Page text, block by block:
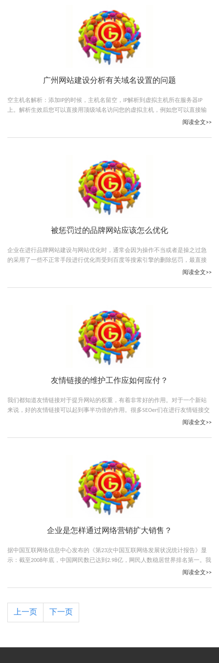
广州网站建设分析有关域名设置的问题
空主机名解析：添加IP的时候，主机名留空，IP解析到虚拟主机所在服务器IP
上。解析生效后您可以直接用顶级域名访问您的虚拟主机，例如您可以直接输
入abc.com访问，提是您必须在虚拟主机控制面板绑定abc.com这个顶级域名。
阅读全文>>
被惩罚过的品牌网站应该怎么优化
企业在进行品牌网站建设与网站优化时，通常会因为操作不当或者是操之过急
的采用了一些不正常手段进行优化而受到百度等搜索引擎的删除惩罚，最直接
阅读全文>>
友情链接的维护工作应如何应付？
我们都知道友情链接对于提升网站的权重，有着非常好的作用。对于一个新站
来说，好的友情链接可以起到事半功倍的作用。很多SEOer们在进行友情链接交
换的时候都遇到了很多问题，下面我总结了一些我个人关于做友情链接的看
阅读全文>>
企业是怎样通过网络营销扩大销售？
据中国互联网络信息中心发布的《第23次中国互联网络发展状况统计报告》显
示：截至2008年底，中国网民数已达到2.98亿，网民人数稳居世界排名第一。我
阅读全文>>
上一页 下一页